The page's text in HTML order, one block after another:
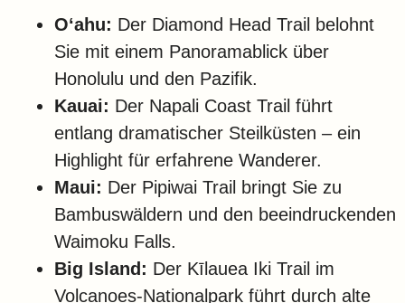
Oʻahu: Der Diamond Head Trail belohnt
Sie mit einem Panoramablick über
Honolulu und den Pazifik.
Kauai: Der Napali Coast Trail führt
entlang dramatischer Steilküsten – ein
Highlight für erfahrene Wanderer.
Maui: Der Pipiwai Trail bringt Sie zu
Bambuswäldern und den beeindruckenden
Waimoku Falls.
Big Island: Der Kīlauea Iki Trail im
Volcanoes-Nationalpark führt durch alte